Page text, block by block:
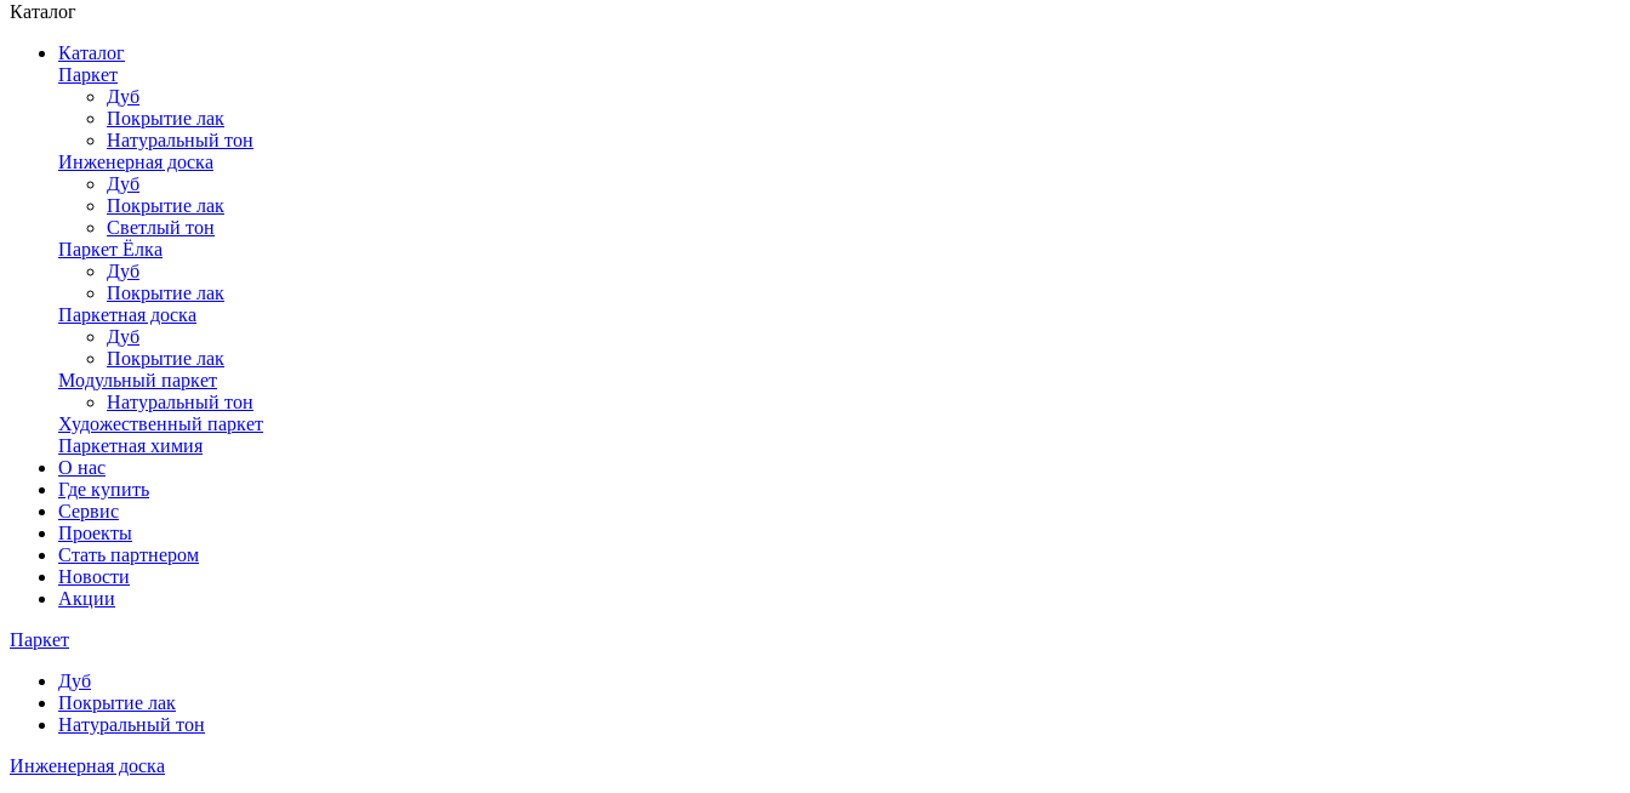
Каталог
Каталог
Паркет
Дуб
Покрытие лак
Натуральный тон
Инженерная доска
Дуб
Покрытие лак
Светлый тон
Паркет Ёлка
Дуб
Покрытие лак
Паркетная доска
Дуб
Покрытие лак
Модульный паркет
Натуральный тон
Художественный паркет
Паркетная химия
О нас
Где купить
Сервис
Проекты
Стать партнером
Новости
Акции
Паркет
Дуб
Покрытие лак
Натуральный тон
Инженерная доска